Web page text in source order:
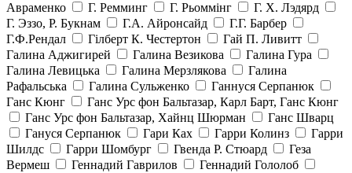
Авраменко
Г. Ремминг Г. Рьоммінг
Г. Х. Лэдярд
Г. Эззо, Р. Букнам
Г.А. Айронсайд
Г.Г. Барбер
Г.Ф.Рендал
Гілберт К. Честертон
Гай П. Ливитт
Галина Аджигирей
Галина Везикова
Галина Гура
Галина Левицька
Галина Мерзлякова
Галина
Рафальська
Галина Сульженко
Ганнуся Серпанюк
Ганс Кюнг
Ганс Урс фон Бальтазар, Карл Барт, Ганс Кюнг
Ганс Урс фон Бальтазар, Хайнц Шюрман
Ганс Шварц
Гануся Серпанюк
Гари Ках Гарри Колинз
Гарри
Шилдс
Гарри Шомбург Гвенда Р. Стюард
Геза
Вермеш
Геннадий Гаврилов
Геннадий Гололоб